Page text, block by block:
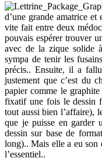
d’une grande amatrice et
vite fait entre deux
pouvais espérer trouver
avec de la zique solide
sympa de tenir les
précis.. Ensuite, il a
justement que c’est du
papier comme le graphite
fixatif une fois le dessin
tout aussi bien l’affaire),
que je puisse en garder
dessin sur base de
long).. Mais elle a eu son
l’essentiel..